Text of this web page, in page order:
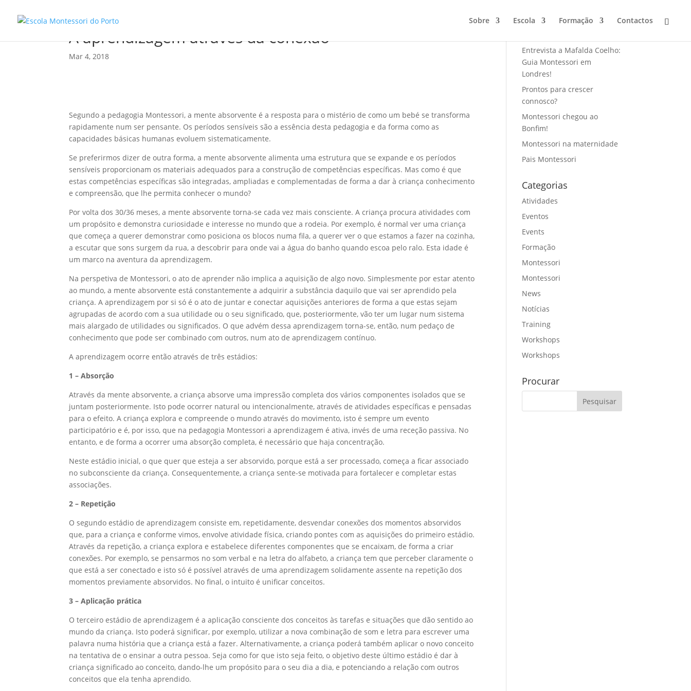
Sobre Escola Formação Contactos
A aprendizagem através da conexão
Mar 4, 2018
Segundo a pedagogia Montessori, a mente absorvente é a resposta para o mistério de como um bebé se transforma
rapidamente num ser pensante. Os períodos sensíveis são a essência desta pedagogia e da forma como as
capacidades básicas humanas evoluem sistematicamente.
Se preferirmos dizer de outra forma, a mente absorvente alimenta uma estrutura que se expande e os períodos
sensíveis proporcionam os materiais adequados para a construção de competências específicas. Mas como é que
estas competências específicas são integradas, ampliadas e complementadas de forma a dar à criança conhecimento
e compreensão, que lhe permita conhecer o mundo?
Por volta dos 30/36 meses, a mente absorvente torna-se cada vez mais consciente. A criança procura atividades com
um propósito e demonstra curiosidade e interesse no mundo que a rodeia. Por exemplo, é normal ver uma criança
que começa a querer demonstrar como posiciona os blocos numa fila, a querer ver o que estamos a fazer na cozinha,
a escutar que sons surgem da rua, a descobrir para onde vai a água do banho quando escoa pelo ralo. Esta idade é
um marco na aventura da aprendizagem.
Na perspetiva de Montessori, o ato de aprender não implica a aquisição de algo novo. Simplesmente por estar atento
ao mundo, a mente absorvente está constantemente a adquirir a substância daquilo que vai ser aprendido pela
criança. A aprendizagem por si só é o ato de juntar e conectar aquisições anteriores de forma a que estas sejam
agrupadas de acordo com a sua utilidade ou o seu significado, que, posteriormente, vão ter um lugar num sistema
mais alargado de utilidades ou significados. O que advém dessa aprendizagem torna-se, então, num pedaço de
conhecimento que pode ser combinado com outros, num ato de aprendizagem contínuo.
A aprendizagem ocorre então através de três estádios:
1 – Absorção
Através da mente absorvente, a criança absorve uma impressão completa dos vários componentes isolados que se
juntam posteriormente. Isto pode ocorrer natural ou intencionalmente, através de atividades específicas e pensadas
para o efeito. A criança explora e compreende o mundo através do movimento, isto é sempre um evento
participatório e é, por isso, que na pedagogia Montessori a aprendizagem é ativa, invés de uma receção passiva. No
entanto, e de forma a ocorrer uma absorção completa, é necessário que haja concentração.
Neste estádio inicial, o que quer que esteja a ser absorvido, porque está a ser processado, começa a ficar associado
no subconsciente da criança. Consequentemente, a criança sente-se motivada para fortalecer e completar estas
associações.
2 – Repetição
O segundo estádio de aprendizagem consiste em, repetidamente, desvendar conexões dos momentos absorvidos
que, para a criança e conforme vimos, envolve atividade física, criando pontes com as aquisições do primeiro estádio.
Através da repetição, a criança explora e estabelece diferentes componentes que se encaixam, de forma a criar
conexões. Por exemplo, se pensarmos no som verbal e na letra do alfabeto, a criança tem que perceber claramente o
que está a ser conectado e isto só é possível através de uma aprendizagem solidamente assente na repetição dos
momentos previamente absorvidos. No final, o intuito é unificar conceitos.
3 – Aplicação prática
O terceiro estádio de aprendizagem é a aplicação consciente dos conceitos às tarefas e situações que dão sentido ao
mundo da criança. Isto poderá significar, por exemplo, utilizar a nova combinação de som e letra para escrever uma
palavra numa história que a criança está a fazer. Alternativamente, a criança poderá também aplicar o novo conceito
na tentativa de o ensinar a outra pessoa. Seja como for que isto seja feito, o objetivo deste último estádio é dar à
criança significado ao conceito, dando-lhe um propósito para o seu dia a dia, e potenciando a relação com outros
conceitos que ela tenha aprendido.
Entrevista a Mafalda Coelho:
Guia Montessori em
Londres!
Prontos para crescer
connosco?
Montessori chegou ao
Bonfim!
Montessori na maternidade
Pais Montessori
Categorias
Atividades
Eventos
Events
Formação
Montessori
Montessori
News
Notícias
Training
Workshops
Workshops
Procurar